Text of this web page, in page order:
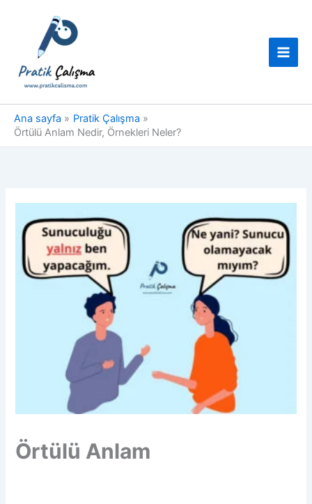
Ana sayfa
Pratik Çalışma
Örtülü Anlam Nedir, Örnekleri Neler?
Örtülü Anlam